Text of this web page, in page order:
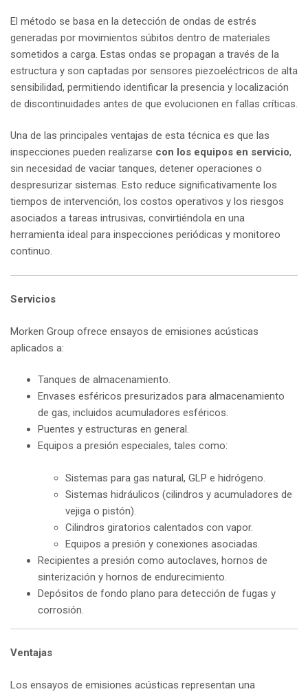
El método se basa en la detección de ondas de estrés
generadas por movimientos súbitos dentro de materiales
sometidos a carga. Estas ondas se propagan a través de la
estructura y son captadas por sensores piezoeléctricos de alta
sensibilidad, permitiendo identificar la presencia y localización
de discontinuidades antes de que evolucionen en fallas críticas.
Una de las principales ventajas de esta técnica es que las
inspecciones pueden realizarse con los equipos en servicio,
sin necesidad de vaciar tanques, detener operaciones o
despresurizar sistemas. Esto reduce significativamente los
tiempos de intervención, los costos operativos y los riesgos
asociados a tareas intrusivas, convirtiéndola en una
herramienta ideal para inspecciones periódicas y monitoreo
continuo.
Servicios
Morken Group ofrece ensayos de emisiones acústicas
aplicados a:
Tanques de almacenamiento.
Envases esféricos presurizados para almacenamiento
de gas, incluidos acumuladores esféricos.
Puentes y estructuras en general.
Equipos a presión especiales, tales como:
Sistemas para gas natural, GLP e hidrógeno.
Sistemas hidráulicos (cilindros y acumuladores de
vejiga o pistón).
Cilindros giratorios calentados con vapor.
Equipos a presión y conexiones asociadas.
Recipientes a presión como autoclaves, hornos de
sinterización y hornos de endurecimiento.
Depósitos de fondo plano para detección de fugas y
corrosión.
Ventajas
Los ensayos de emisiones acústicas representan una